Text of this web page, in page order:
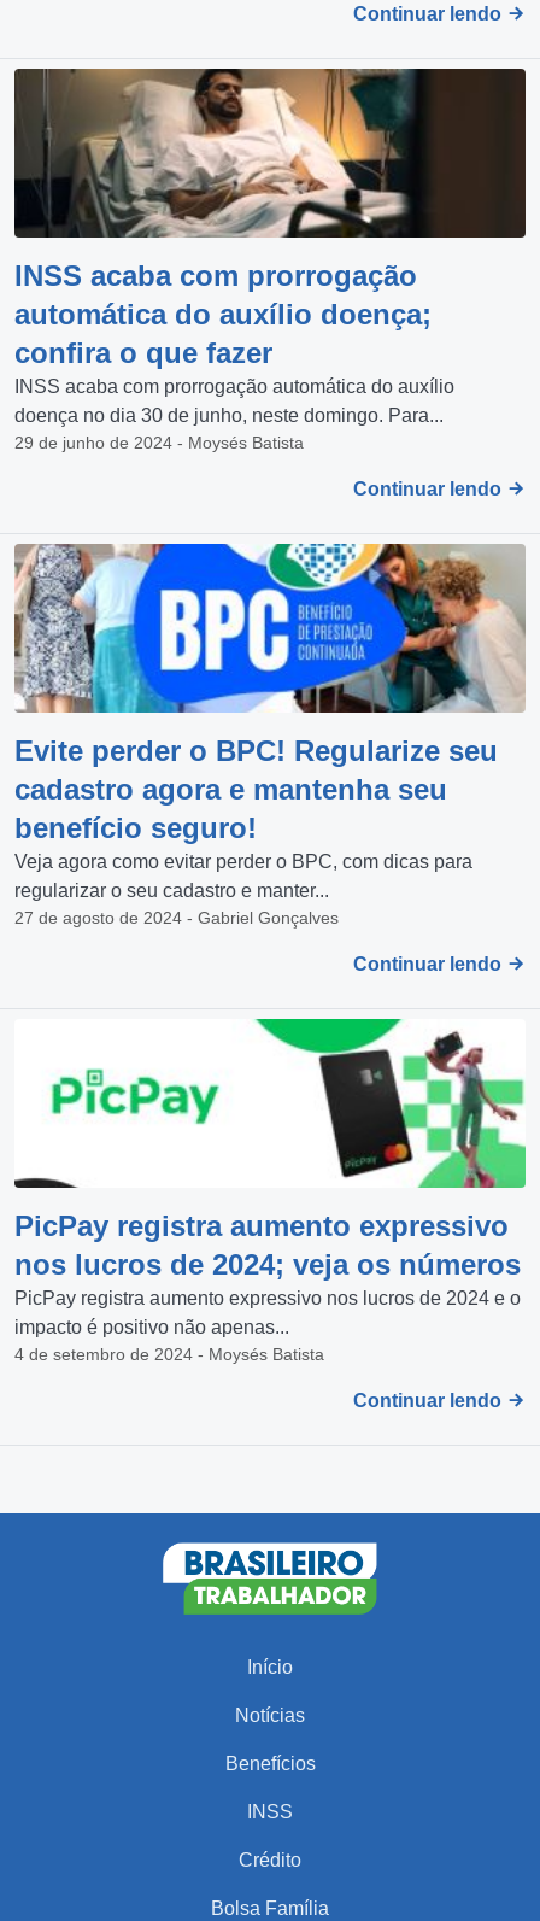
Continuar lendo
INSS acaba com prorrogação
automática do auxílio doença;
confira o que fazer
INSS acaba com prorrogação automática do auxílio
doença no dia 30 de junho, neste domingo. Para...
29 de junho de 2024 - Moysés Batista
Continuar lendo
Evite perder o BPC! Regularize seu
cadastro agora e mantenha seu
benefício seguro!
Veja agora como evitar perder o BPC, com dicas para
regularizar o seu cadastro e manter...
27 de agosto de 2024 - Gabriel Gonçalves
Continuar lendo
PicPay registra aumento expressivo
nos lucros de 2024; veja os números
PicPay registra aumento expressivo nos lucros de 2024 e o
impacto é positivo não apenas...
4 de setembro de 2024 - Moysés Batista
Continuar lendo
Início
Notícias
Benefícios
INSS
Crédito
Bolsa Família